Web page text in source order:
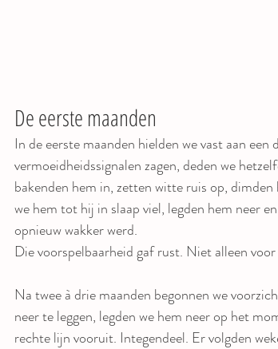
De eerste maanden
In de eerste maanden hielden we vast aan
vermoeidheidssignalen zagen, deden we
bakenden hem in, zetten witte ruis op,
we hem tot hij in slaap viel, legden hem neer
opnieuw wakker werd.
Die voorspelbaarheid gaf rust. Niet alleen
Na twee à drie maanden begonnen we
neer te leggen, legden we hem neer op het
rechte lijn vooruit. Integendeel. Er volgden